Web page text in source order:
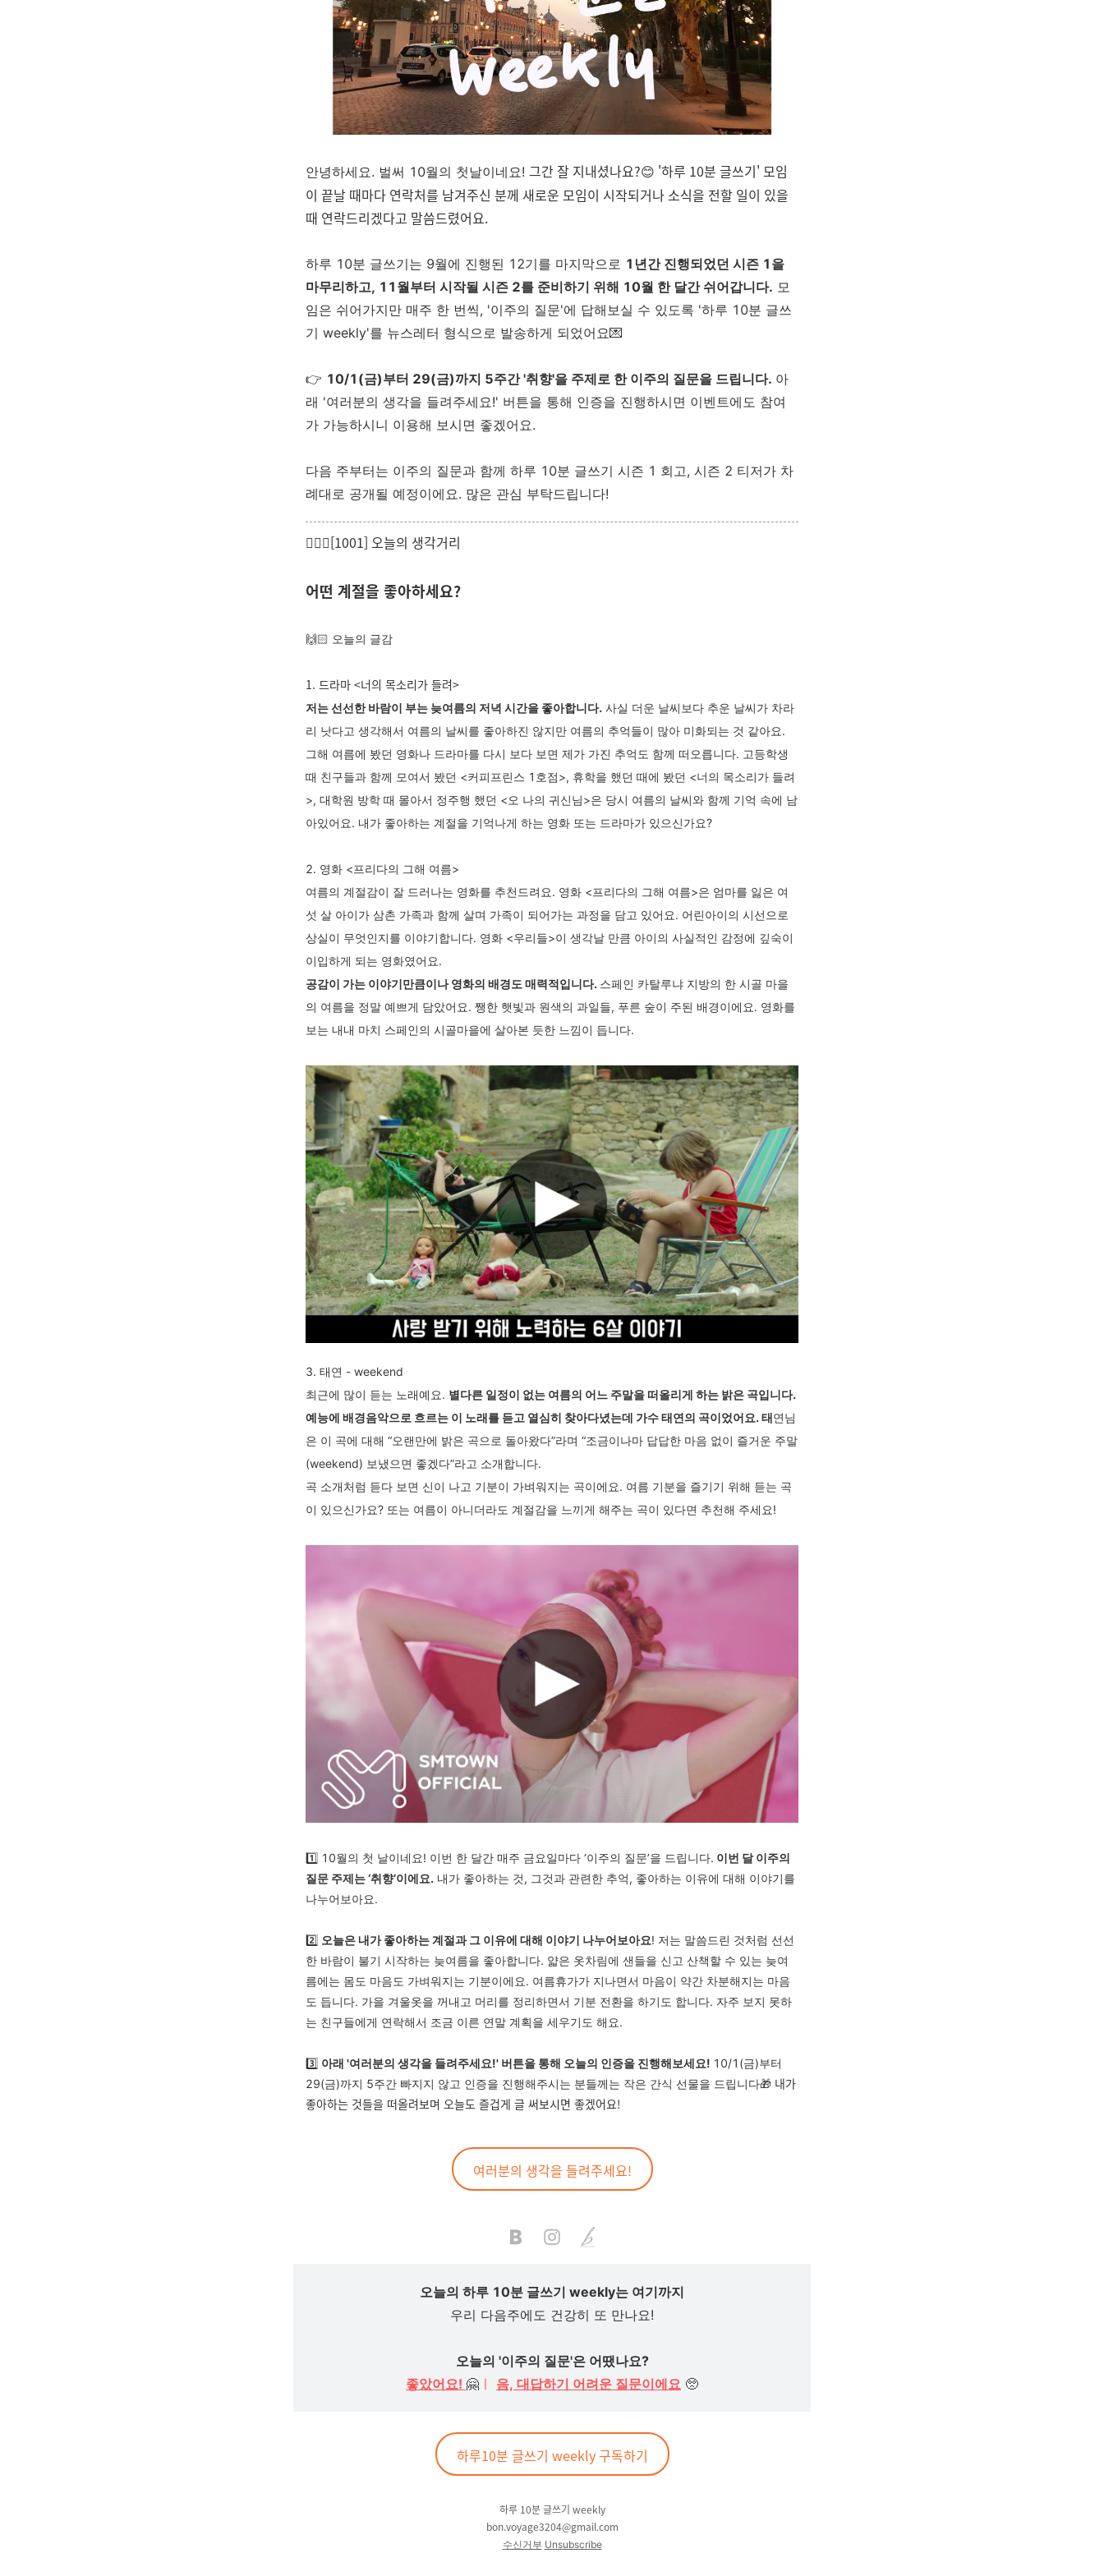
안녕하세요. 벌써 10월의 첫날이네요! 그간 잘 지내셨나요?😊 '하루 10분 글쓰기' 모임
이 끝날 때마다 연락처를 남겨주신 분께 새로운 모임이 시작되거나 소식을 전할 일이 있을
때 연락드리겠다고 말씀드렸어요.
하루 10분 글쓰기는 9월에 진행된 12기를 마지막으로 1년간 진행되었던 시즌 1을
마무리하고, 11월부터 시작될 시즌 2를 준비하기 위해 10월 한 달간 쉬어갑니다. 모
임은 쉬어가지만 매주 한 번씩, '이주의 질문'에 답해보실 수 있도록 '하루 10분 글쓰
기 weekly'를 뉴스레터 형식으로 발송하게 되었어요💌
👉 10/1(금)부터 29(금)까지 5주간 '취향'을 주제로 한 이주의 질문을 드립니다. 아
래 '여러분의 생각을 들려주세요!' 버튼을 통해 인증을 진행하시면 이벤트에도 참여
가 가능하시니 이용해 보시면 좋겠어요.
다음 주부터는 이주의 질문과 함께 하루 10분 글쓰기 시즌 1 회고, 시즌 2 티저가 차
례대로 공개될 예정이에요. 많은 관심 부탁드립니다!
🙋🏻‍♀️[1001] 오늘의 생각거리
어떤 계절을 좋아하세요?
🙌🏻 오늘의 글감
1. 드라마 <너의 목소리가 들려>
저는 선선한 바람이 부는 늦여름의 저녁 시간을 좋아합니다. 사실 더운 날씨보다 추운 날씨가 차라
리 낫다고 생각해서 여름의 날씨를 좋아하진 않지만 여름의 추억들이 많아 미화되는 것 같아요.
그해 여름에 봤던 영화나 드라마를 다시 보다 보면 제가 가진 추억도 함께 떠오릅니다. 고등학생
때 친구들과 함께 모여서 봤던 <커피프린스 1호점>, 휴학을 했던 때에 봤던 <너의 목소리가 들려
>, 대학원 방학 때 몰아서 정주행 했던 <오 나의 귀신님>은 당시 여름의 날씨와 함께 기억 속에 남
아있어요. 내가 좋아하는 계절을 기억나게 하는 영화 또는 드라마가 있으신가요?
2. 영화 <프리다의 그해 여름>
여름의 계절감이 잘 드러나는 영화를 추천드려요. 영화 <프리다의 그해 여름>은 엄마를 잃은 여
섯 살 아이가 삼촌 가족과 함께 살며 가족이 되어가는 과정을 담고 있어요. 어린아이의 시선으로
상실이 무엇인지를 이야기합니다. 영화 <우리들>이 생각날 만큼 아이의 사실적인 감정에 깊숙이
이입하게 되는 영화였어요.
공감이 가는 이야기만큼이나 영화의 배경도 매력적입니다. 스페인 카탈루냐 지방의 한 시골 마을
의 여름을 정말 예쁘게 담았어요. 쨍한 햇빛과 원색의 과일들, 푸른 숲이 주된 배경이에요. 영화를
보는 내내 마치 스페인의 시골마을에 살아본 듯한 느낌이 듭니다.
3. 태연 - weekend
최근에 많이 듣는 노래예요. 별다른 일정이 없는 여름의 어느 주말을 떠올리게 하는 밝은 곡입니다.
예능에 배경음악으로 흐르는 이 노래를 듣고 열심히 찾아다녔는데 가수 태연의 곡이었어요. 태연님
은 이 곡에 대해 “오랜만에 밝은 곡으로 돌아왔다”라며 “조금이나마 답답한 마음 없이 즐거운 주말
(weekend) 보냈으면 좋겠다”라고 소개합니다.
곡 소개처럼 듣다 보면 신이 나고 기분이 가벼워지는 곡이에요. 여름 기분을 즐기기 위해 듣는 곡
이 있으신가요? 또는 여름이 아니더라도 계절감을 느끼게 해주는 곡이 있다면 추천해 주세요!
1️⃣ 10월의 첫 날이네요! 이번 한 달간 매주 금요일마다 ‘이주의 질문’을 드립니다. 이번 달 이주의
질문 주제는 ‘취향’이에요. 내가 좋아하는 것, 그것과 관련한 추억, 좋아하는 이유에 대해 이야기를
나누어보아요.
2️⃣ 오늘은 내가 좋아하는 계절과 그 이유에 대해 이야기 나누어보아요! 저는 말씀드린 것처럼 선선
한 바람이 불기 시작하는 늦여름을 좋아합니다. 얇은 옷차림에 샌들을 신고 산책할 수 있는 늦여
름에는 몸도 마음도 가벼워지는 기분이에요. 여름휴가가 지나면서 마음이 약간 차분해지는 마음
도 듭니다. 가을 겨울옷을 꺼내고 머리를 정리하면서 기분 전환을 하기도 합니다. 자주 보지 못하
는 친구들에게 연락해서 조금 이른 연말 계획을 세우기도 해요.
3️⃣ 아래 '여러분의 생각을 들려주세요!' 버튼을 통해 오늘의 인증을 진행해보세요! 10/1(금)부터
29(금)까지 5주간 빠지지 않고 인증을 진행해주시는 분들께는 작은 간식 선물을 드립니다🎁 내가
좋아하는 것들을 떠올려보며 오늘도 즐겁게 글 써보시면 좋겠어요!
여러분의 생각을 들려주세요!
오늘의 하루 10분 글쓰기 weekly는 여기까지
우리 다음주에도 건강히 또 만나요!
오늘의 '이주의 질문'은 어땠나요?
좋았어요! 🤗 ㅣ 음, 대답하기 어려운 질문이에요 🥺
하루10분 글쓰기 weekly 구독하기
하루 10분 글쓰기 weekly
bon.voyage3204@gmail.com
수신거부 Unsubscribe